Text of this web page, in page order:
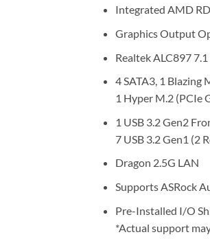
Integrated AMD
Graphics Output
Realtek ALC897
4 SATA3, 1 Blazing
1 Hyper M.2 (PCIe
1 USB 3.2 Gen2
7 USB 3.2 Gen1 (2
Dragon 2.5G LAN
Supports ASRock
Pre-Installed I/O
*Actual support